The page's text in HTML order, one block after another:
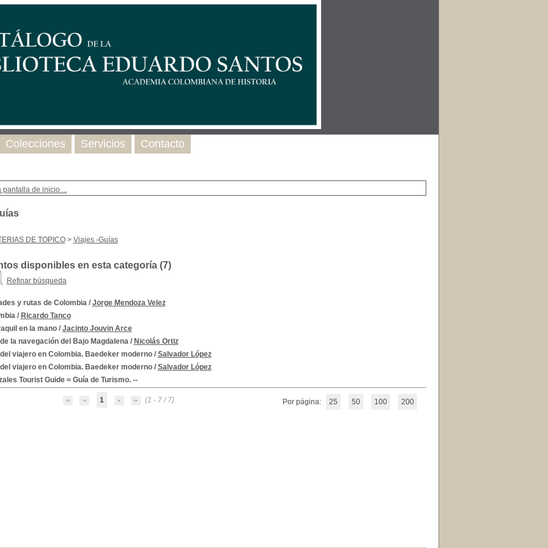
pantalla de inicio ...
DE TOPICO> Viajes -Guías
disponibles en esta categoría (7)
Refinar búsqueda
y rutas de Colombia/ Jorge Mendoza Velez
/ Ricardo Tanco
en la mano / Jacinto Jouvin Arce
la navegación del Bajo Magdalena/ Nicolás Ortiz
viajero en Colombia. Baedeker moderno/ Salvador López
viajero en Colombia. Baedeker moderno/ Salvador López
Tourist Guide = Guía de Turismo. --
1 (1 - 7 / 7) Por página: 25 50 100 200
Colecciones Servicios Contacto
1819 -Colecciones de Escritos